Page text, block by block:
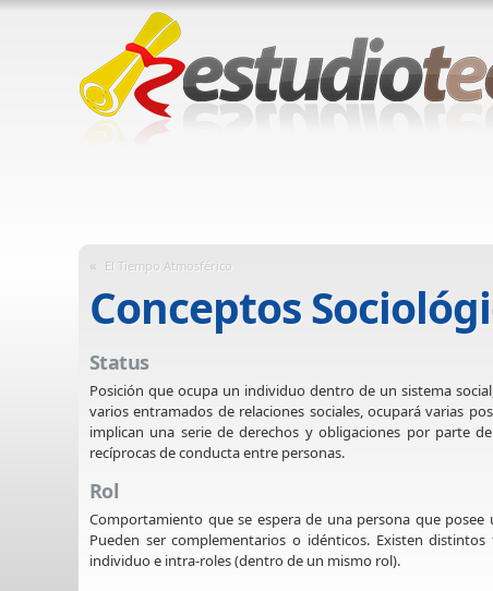
« El Tiempo Atmosférico
Conceptos
Status
Posición que ocupa un individuo dentro de un sistema
varios entramados de relaciones sociales, ocupará varias
implican una serie de derechos y obligaciones por parte
recíprocas de conducta entre personas.
Rol
Comportamiento que se espera de una persona que
Pueden ser complementarios o idénticos. Existen
individuo e intra-roles (dentro de un mismo rol).